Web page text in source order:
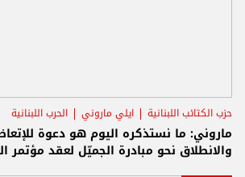
حزب الكتائب اللبنانية ايلي ماروني الحرب اللبنانية
ماروني: ما نستذكره اليوم هو دعوة
والانطلاق نحو مبادرة الجميّل لعقد مؤتمر